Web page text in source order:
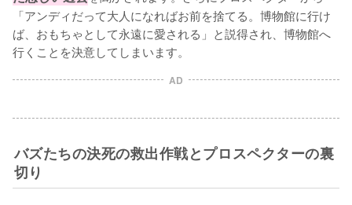
「アンディだって大人になればお前を捨てる。博物館に行け
ば、おもちゃとして永遠に愛される」と説得され、博物館へ
行くことを決意してしまいます。
AD
バズたちの決死の救出作戦とプロスペクターの裏
切り